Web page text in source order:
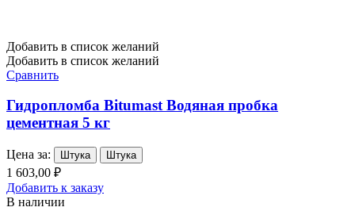
Добавить в список желаний
Добавить в список желаний
Сравнить
Гидропломба Bitumast Водяная пробка
цементная 5 кг
Цена за: Штука Штука
1 603,00 ₽
Добавить к заказу
В наличии